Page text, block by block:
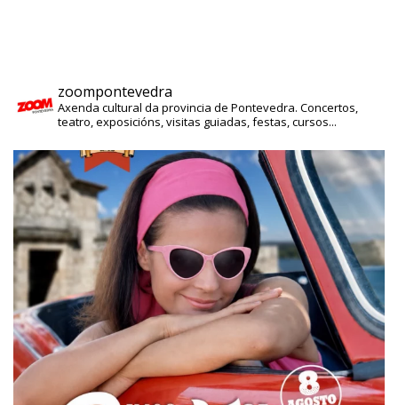
zoompontevedra
Axenda cultural da provincia de Pontevedra. Concertos,
teatro, exposicións, visitas guiadas, festas, cursos...